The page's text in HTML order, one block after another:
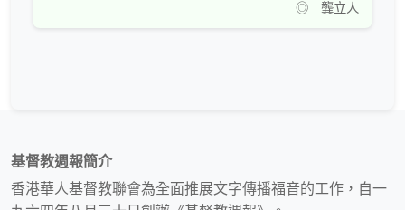
◎ 龔立人
基督教週報簡介
香港華人基督教聯會為全面推展文字傳播福音的工作，自一